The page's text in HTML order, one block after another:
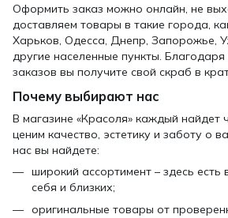
Оформить заказ можно онлайн, не
доставляем товары в такие города,
Харьков, Одесса, Днепр, Запорожье,
другие населенные пункты.
заказов вы получите свой скраб в
Почему выбирают нас
В магазине «Красоля» каждый найдет
ценим качество, эстетику и заботу о
нас вы найдете:
широкий ассортимент – здесь есть
себя и близких;
оригинальные товары от